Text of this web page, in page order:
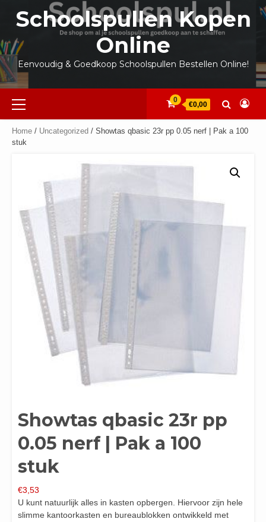
inhoud
Schoolspullen Kopen
Online
Eenvoudig & Goedkoop Schoolspullen Bestellen Online!
Primair
menu
0
€0,00
Home / Uncategorized / Showtas qbasic 23r pp 0.05 nerf | Pak a 100
stuk
Showtas qbasic 23r pp
0.05 nerf | Pak a 100
stuk
€3,53
U kunt natuurlijk alles in kasten opbergen. Hiervoor zijn hele
slimme kantoorkasten en bureaublokken ontwikkeld met